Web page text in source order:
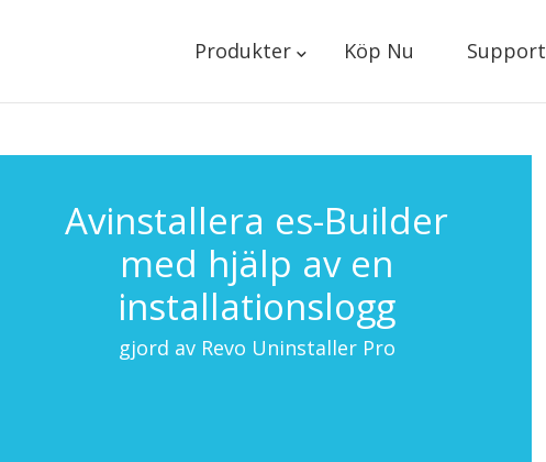
Produkter Köp Nu Support
Avinstallera es-Builder
med hjälp av en
installationslogg
gjord av Revo Uninstaller Pro